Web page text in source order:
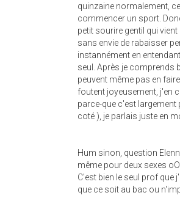
quinzaine normalement,
commencer un sport.
petit sourire gentil qui
sans envie de rabaisser
instannément en
seul. Après je comprends
peuvent même pas en
foutent joyeusement, j'en
parce-que c'est largement
coté ), je parlais juste en
Hum sinon, question
même pour deux sexes
C'est bien le seul prof que
que ce soit au bac ou